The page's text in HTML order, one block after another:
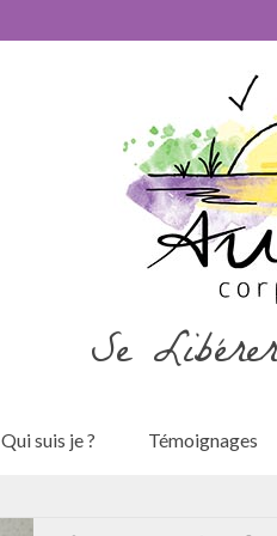
Se
Qui suis je ? Témoignages